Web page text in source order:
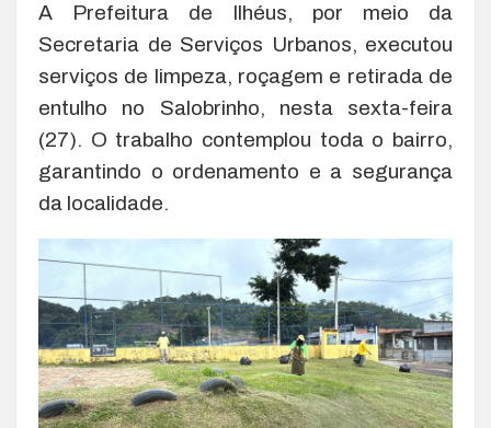
A Prefeitura de Ilhéus, por meio da
Secretaria de Serviços Urbanos, executou
serviços de limpeza, roçagem e retirada de
entulho no Salobrinho, nesta sexta-feira
(27). O trabalho contemplou toda o bairro,
garantindo o ordenamento e a segurança
da localidade.